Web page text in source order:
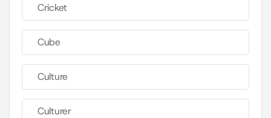
Cricket
Cube
Culture
Culturer